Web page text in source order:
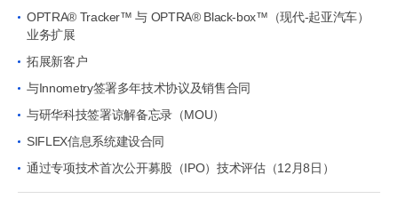
OPTRA® Tracker™ 与 OPTRA® Black-box™（现代-起亚汽车）
业务扩展
拓展新客户
与Innometry签署多年技术协议及销售合同
与研华科技签署谅解备忘录（MOU）
SIFLEX信息系统建设合同
通过专项技术首次公开募股（IPO）技术评估（12月8日）